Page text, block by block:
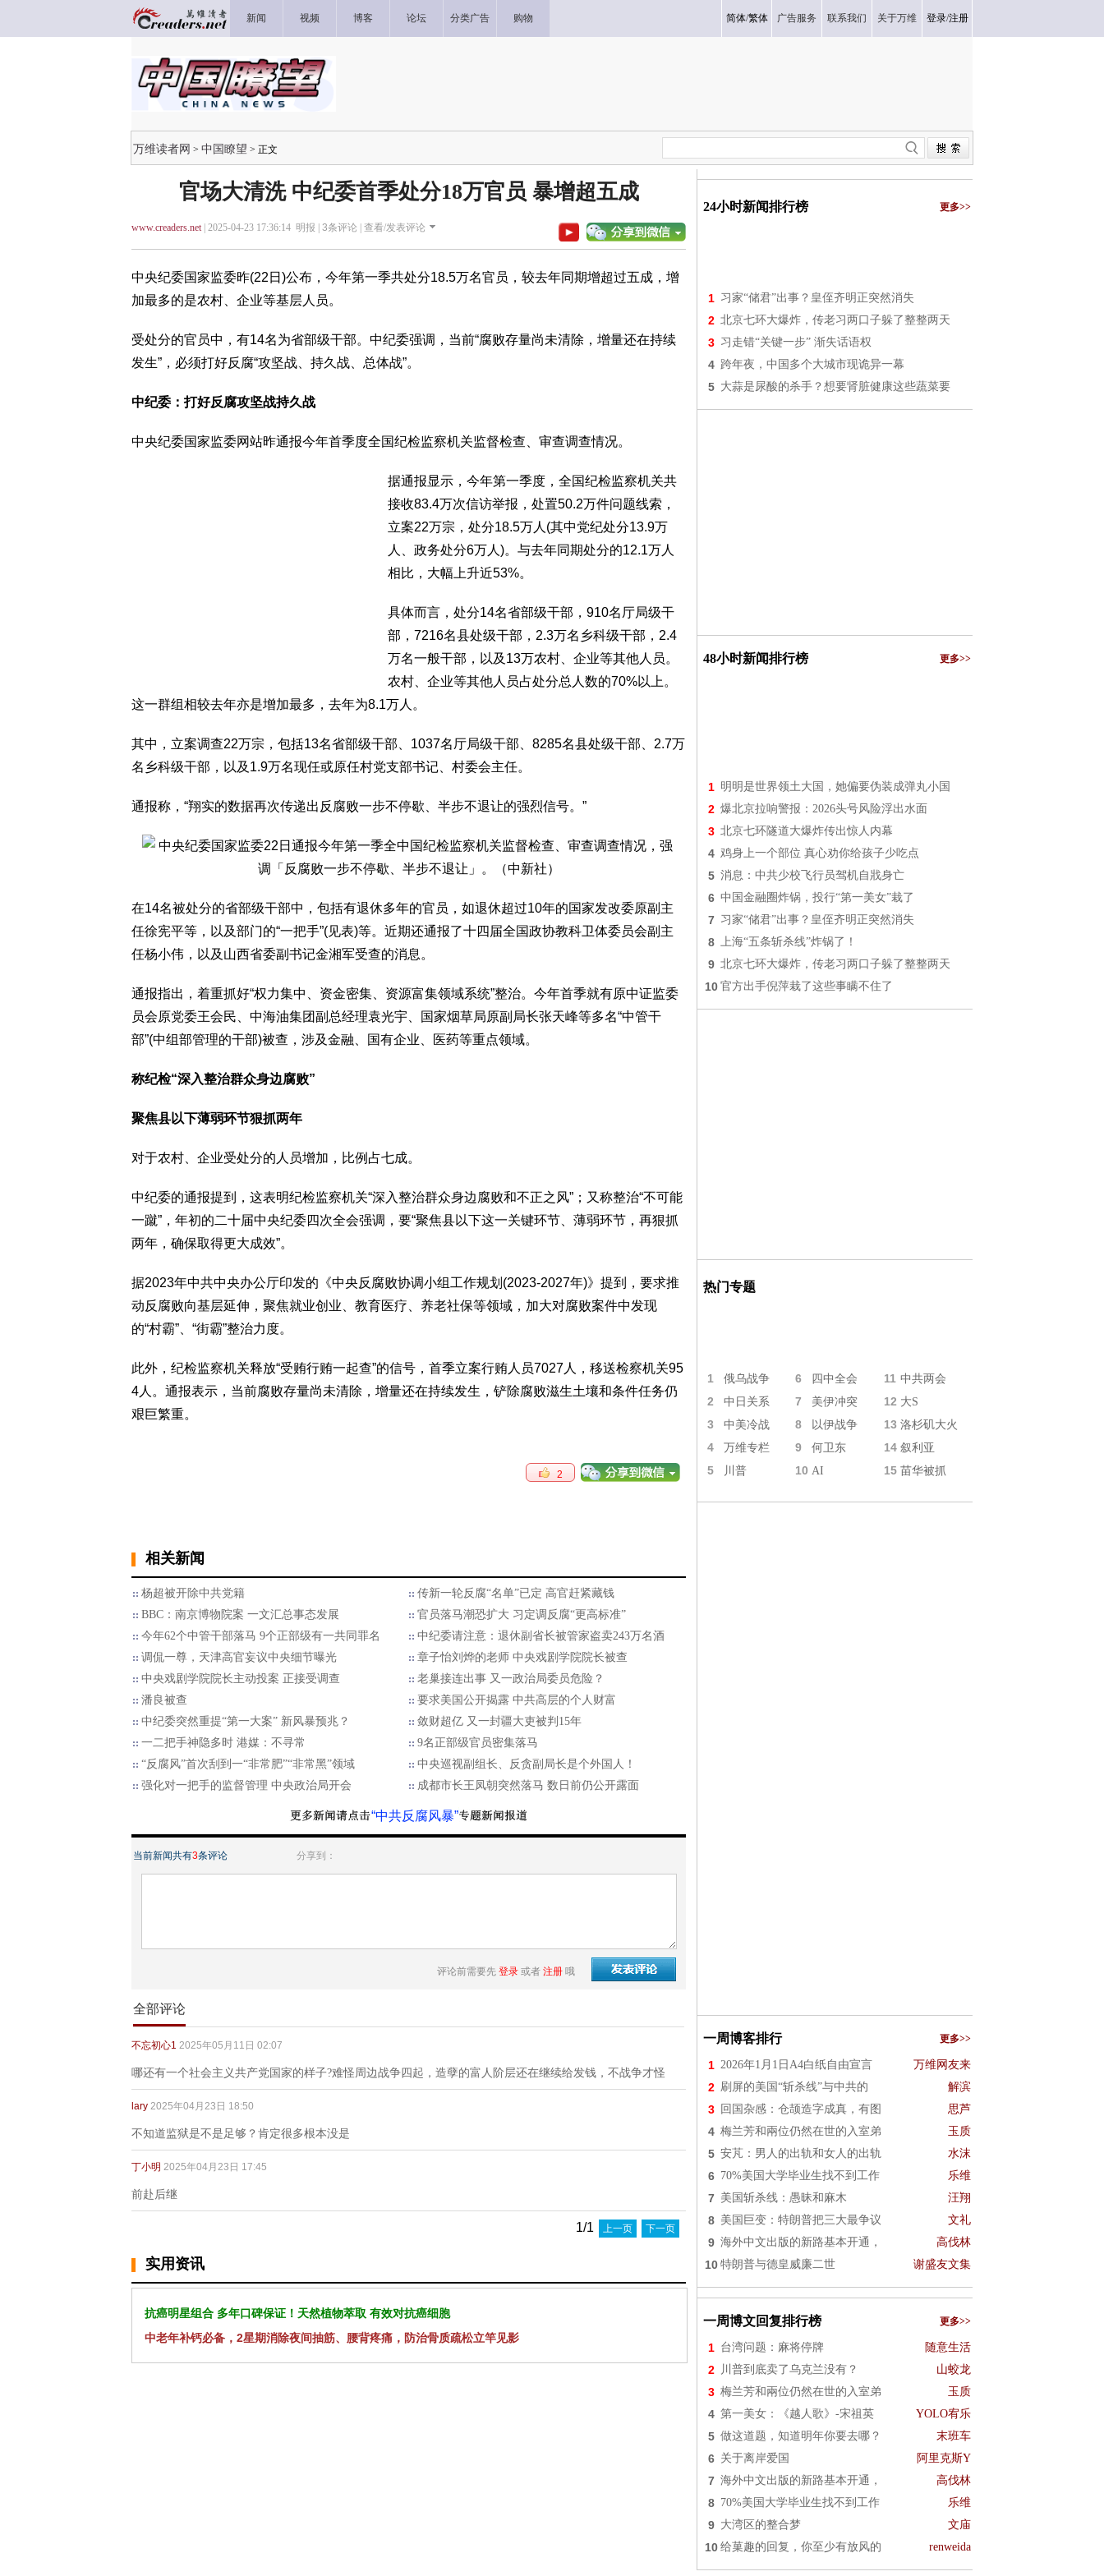
新闻 视频 博客 论坛 分类广告 购物 简体/繁体 广告服务 联系我们 关于万维 登录/注册
万维读者网 > 中国瞭望 > 正文
官场大清洗 中纪委首季处分18万官员 暴增超五成
www.creaders.net| 2025-04-23 17:36:14 明报 | 3条评论 | 查看/发表评论
中央纪委国家监委昨(22日)公布，今年第一季共处分18.5万名官员，较去年同期增超过五成，增
加最多的是农村、企业等基层人员。
受处分的官员中，有14名为省部级干部。中纪委强调，当前“腐败存量尚未清除，增量还在持续
发生”，必须打好反腐“攻坚战、持久战、总体战”。
中纪委：打好反腐攻坚战持久战
中央纪委国家监委网站昨通报今年首季度全国纪检监察机关监督检查、审查调查情况。
据通报显示，今年第一季度，全国纪检监察机关共
接收83.4万次信访举报，处置50.2万件问题线索，
立案22万宗，处分18.5万人(其中党纪处分13.9万
人、政务处分6万人)。与去年同期处分的12.1万人
相比，大幅上升近53%。
具体而言，处分14名省部级干部，910名厅局级干
部，7216名县处级干部，2.3万名乡科级干部，2.4
万名一般干部，以及13万农村、企业等其他人员。
农村、企业等其他人员占处分总人数的70%以上。
这一群组相较去年亦是增加最多，去年为8.1万人。
其中，立案调查22万宗，包括13名省部级干部、1037名厅局级干部、8285名县处级干部、2.7万
名乡科级干部，以及1.9万名现任或原任村党支部书记、村委会主任。
通报称，“翔实的数据再次传递出反腐败一步不停歇、半步不退让的强烈信号。”
在14名被处分的省部级干部中，包括有退休多年的官员，如退休超过10年的国家发改委原副主
任徐宪平等，以及部门的“一把手”(见表)等。近期还通报了十四届全国政协教科卫体委员会副主
任杨小伟，以及山西省委副书记金湘军受查的消息。
通报指出，着重抓好“权力集中、资金密集、资源富集领域系统”整治。今年首季就有原中证监委
员会原党委王会民、中海油集团副总经理袁光宇、国家烟草局原副局长张天峰等多名“中管干
部”(中组部管理的干部)被查，涉及金融、国有企业、医药等重点领域。
称纪检“深入整治群众身边腐败”
聚焦县以下薄弱环节狠抓两年
对于农村、企业受处分的人员增加，比例占七成。
中纪委的通报提到，这表明纪检监察机关“深入整治群众身边腐败和不正之风”；又称整治“不可能
一蹴”，年初的二十届中央纪委四次全会强调，要“聚焦县以下这一关键环节、薄弱环节，再狠抓
两年，确保取得更大成效”。
据2023年中共中央办公厅印发的《中央反腐败协调小组工作规划(2023-2027年)》提到，要求推
动反腐败向基层延伸，聚焦就业创业、教育医疗、养老社保等领域，加大对腐败案件中发现
的“村霸”、“街霸”整治力度。
此外，纪检监察机关释放“受贿行贿一起查”的信号，首季立案行贿人员7027人，移送检察机关95
4人。通报表示，当前腐败存量尚未清除，增量还在持续发生，铲除腐败滋生土壤和条件任务仍
艰巨繁重。
2
相关新闻
杨超被开除中共党籍
传新一轮反腐“名单”已定 高官赶紧藏钱
BBC：南京博物院案 一文汇总事态发展
官员落马潮恐扩大 习定调反腐“更高标准”
今年62个中管干部落马 9个正部级有一共同罪名
中纪委请注意：退休副省长被管家盗卖243万名酒
调侃一尊，天津高官妄议中央细节曝光
章子怡刘烨的老师 中央戏剧学院院长被查
中央戏剧学院院长主动投案 正接受调查
老巢接连出事 又一政治局委员危险？
潘良被查
要求美国公开揭露 中共高层的个人财富
中纪委突然重提“第一大案” 新风暴预兆？
敛财超亿 又一封疆大吏被判15年
一二把手神隐多时 港媒：不寻常
9名正部级官员密集落马
“反腐风”首次刮到一“非常肥”“非常黑”领域
中央巡视副组长、反贪副局长是个外国人！
强化对一把手的监督管理 中央政治局开会
成都市长王凤朝突然落马 数日前仍公开露面
“中共反腐风暴”
当前新闻共有3条评论 分享到：
评论前需要先 登录 或者 注册 哦
全部评论
不忘初心1 2025年05月11日 02:07
哪还有一个社会主义共产党国家的样子?难怪周边战争四起，造孽的富人阶层还在继续给发钱，不战争才怪
lary 2025年04月23日 18:50
不知道监狱是不是足够？肯定很多根本没是
丁小明 2025年04月23日 17:45
前赴后继
1/1 上一页 下一页
实用资讯
抗癌明星组合 多年口碑保证！天然植物萃取 有效对抗癌细胞
中老年补钙必备，2星期消除夜间抽筋、腰背疼痛，防治骨质疏松立竿见影
24小时新闻排行榜 更多>>
1 习家“储君”出事？皇侄齐明正突然消失
2 北京七环大爆炸，传老习两口子躲了整整两天
3 习走错“关键一步” 渐失话语权
4 跨年夜，中国多个大城市现诡异一幕
5 大蒜是尿酸的杀手？想要肾脏健康这些蔬菜要
48小时新闻排行榜 更多>>
1 明明是世界领土大国，她偏要伪装成弹丸小国
2 爆北京拉响警报：2026头号风险浮出水面
3 北京七环隧道大爆炸传出惊人内幕
4 鸡身上一个部位 真心劝你给孩子少吃点
5 消息：中共少校飞行员驾机自戕身亡
6 中国金融圈炸锅，投行“第一美女”栽了
7 习家“储君”出事？皇侄齐明正突然消失
8 上海“五条斩杀线”炸锅了！
9 北京七环大爆炸，传老习两口子躲了整整两天
10 官方出手倪萍栽了这些事瞒不住了
热门专题
1 俄乌战争 6 四中全会 11 中共两会
2 中日关系 7 美伊冲突 12 大S
3 中美冷战 8 以伊战争 13 洛杉矶大火
4 万维专栏 9 何卫东 14 叙利亚
5 川普 10 AI 15 苗华被抓
一周博客排行 更多>>
1 2026年1月1日A4白纸自由宣言 万维网友来
2 刷屏的美国“斩杀线”与中共的 解滨
3 回国杂感：仓颉造字成真，有图 思芦
4 梅兰芳和兩位仍然在世的入室弟 玉质
5 安芃：男人的出轨和女人的出轨 水沫
6 70%美国大学毕业生找不到工作 乐维
7 美国斩杀线：愚昧和麻木 汪翔
8 美国巨变：特朗普把三大最争议 文礼
9 海外中文出版的新路基本开通， 高伐林
10 特朗普与德皇威廉二世 谢盛友文集
一周博文回复排行榜 更多>>
1 台湾问题：麻将停牌 随意生活
2 川普到底卖了乌克兰没有？ 山蛟龙
3 梅兰芳和兩位仍然在世的入室弟 玉质
4 第一美女：《越人歌》-宋祖英 YOLO宥乐
5 做这道题，知道明年你要去哪？ 末班车
6 关于离岸爱国 阿里克斯Y
7 海外中文出版的新路基本开通， 高伐林
8 70%美国大学毕业生找不到工作 乐维
9 大湾区的整合梦 文庙
10 给菓趣的回复，你至少有放风的 renweida